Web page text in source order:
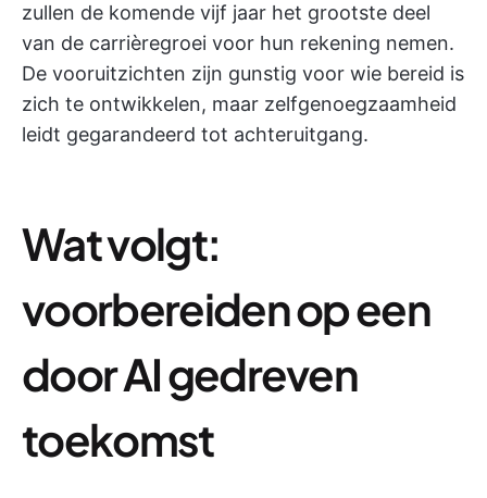
zullen de komende vijf jaar het grootste deel
van de carrièregroei voor hun rekening nemen.
De vooruitzichten zijn gunstig voor wie bereid is
zich te ontwikkelen, maar zelfgenoegzaamheid
leidt gegarandeerd tot achteruitgang.
Wat volgt:
voorbereiden op een
door AI gedreven
toekomst